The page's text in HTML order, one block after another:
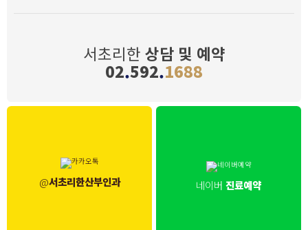
서초리한 상담 및 예약
02.592.1688
@서초리한산부인과 네이버 진료예약